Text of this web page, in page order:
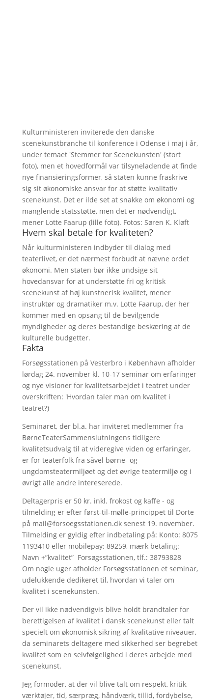
Kulturministeren inviterede den danske
scenekunstbranche til konference i Odense i maj i år,
under temaet 'Stemmer for Scenekunsten' (stort
foto), men et hovedformål var tilsyneladende at finde
nye finansieringsformer, så staten kunne fraskrive
sig sit økonomiske ansvar for at støtte kvalitativ
scenekunst. Det er ilde set at snakke om økonomi og
manglende statsstøtte, men det er nødvendigt,
mener Lotte Faarup (lille foto). Fotos: Søren K. Kløft
Hvem skal betale for kvaliteten?
Når kulturministeren indbyder til dialog med
teaterlivet, er det nærmest forbudt at nævne ordet
økonomi. Men staten bør ikke undsige sit
hovedansvar for at understøtte fri og kritisk
scenekunst af høj kunstnerisk kvalitet, mener
instruktør og dramatiker m.v. Lotte Faarup, der her
kommer med en opsang til de bevilgende
myndigheder og deres bestandige beskæring af de
kulturelle budgetter.
Fakta
Forsøgsstationen på Vesterbro i København afholder
lørdag 24. november kl. 10-17 seminar om erfaringer
og nye visioner for kvalitetsarbejdet i teatret under
overskriften: 'Hvordan taler man om kvalitet i
teatret?)
Seminaret, der bl.a. har inviteret medlemmer fra
BørneTeaterSammenslutningens tidligere
kvalitetsudvalg til at videregive viden og erfaringer,
er for teaterfolk fra såvel børne- og
ungdomsteatermiljøet og det øvrige teatermiljø og i
øvrigt alle andre intereserede.
Deltagerpris er 50 kr. inkl. frokost og kaffe - og
tilmelding er efter først-til-mølle-princippet til Dorte
på mail@forsoegsstationen.dk senest 19. november.
Tilmelding er gyldig efter indbetaling på: Konto: 8075
1193410 eller mobilepay: 89259, mærk betaling:
Navn +”kvalitet” Forsøgsstationen, tlf.: 38793828
Om nogle uger afholder Forsøgsstationen et seminar,
udelukkende dedikeret til, hvordan vi taler om
kvalitet i scenekunsten.
Der vil ikke nødvendigvis blive holdt brandtaler for
berettigelsen af kvalitet i dansk scenekunst eller talt
specielt om økonomisk sikring af kvalitative niveauer,
da seminarets deltagere med sikkerhed ser begrebet
kvalitet som en selvfølgelighed i deres arbejde med
scenekunst.
Jeg formoder, at der vil blive talt om respekt, kritik,
værktøjer, tid, særpræg, håndværk, tillid, fordybelse,